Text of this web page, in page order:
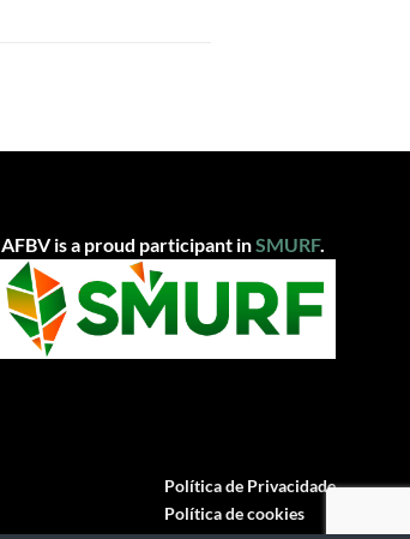
AFBV is a proud participant inSMURF.
Política de Privacidade
Política de cookies